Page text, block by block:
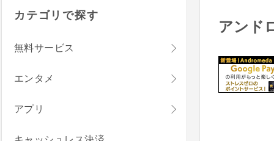
アンド
カテゴリで探す
無料サービス
エンタメ
アプリ